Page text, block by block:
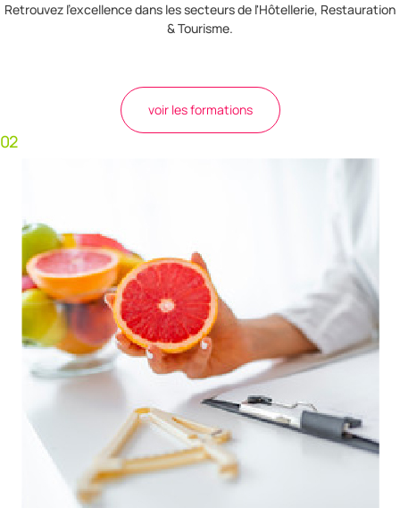
Retrouvez l'excellence dans les secteurs de l'Hôtellerie, Restauration
& Tourisme.
voir les formations
02